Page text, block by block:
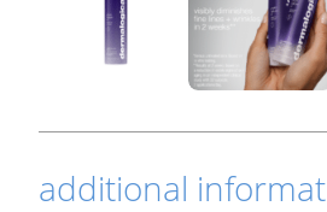
additional